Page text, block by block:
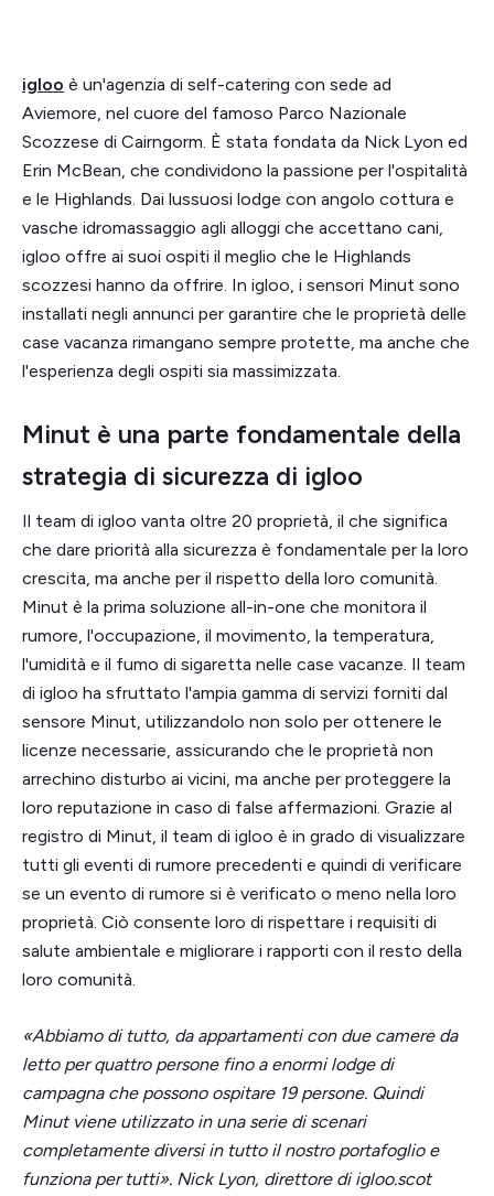
igloo è un'agenzia di self-catering con sede ad
Aviemore, nel cuore del famoso Parco Nazionale
Scozzese di Cairngorm. È stata fondata da Nick Lyon ed
Erin McBean, che condividono la passione per l'ospitalità
e le Highlands. Dai lussuosi lodge con angolo cottura e
vasche idromassaggio agli alloggi che accettano cani,
igloo offre ai suoi ospiti il meglio che le Highlands
scozzesi hanno da offrire. In igloo, i sensori Minut sono
installati negli annunci per garantire che le proprietà delle
case vacanza rimangano sempre protette, ma anche che
l'esperienza degli ospiti sia massimizzata.
Minut è una parte fondamentale della
strategia di sicurezza di igloo
Il team di igloo vanta oltre 20 proprietà, il che significa
che dare priorità alla sicurezza è fondamentale per la loro
crescita, ma anche per il rispetto della loro comunità.
Minut è la prima soluzione all-in-one che monitora il
rumore, l'occupazione, il movimento, la temperatura,
l'umidità e il fumo di sigaretta nelle case vacanze. Il team
di igloo ha sfruttato l'ampia gamma di servizi forniti dal
sensore Minut, utilizzandolo non solo per ottenere le
licenze necessarie, assicurando che le proprietà non
arrechino disturbo ai vicini, ma anche per proteggere la
loro reputazione in caso di false affermazioni. Grazie al
registro di Minut, il team di igloo è in grado di visualizzare
tutti gli eventi di rumore precedenti e quindi di verificare
se un evento di rumore si è verificato o meno nella loro
proprietà. Ciò consente loro di rispettare i requisiti di
salute ambientale e migliorare i rapporti con il resto della
loro comunità.
«Abbiamo di tutto, da appartamenti con due camere da
letto per quattro persone fino a enormi lodge di
campagna che possono ospitare 19 persone. Quindi
Minut viene utilizzato in una serie di scenari
completamente diversi in tutto il nostro portafoglio e
funziona per tutti». Nick Lyon, direttore di igloo.scot